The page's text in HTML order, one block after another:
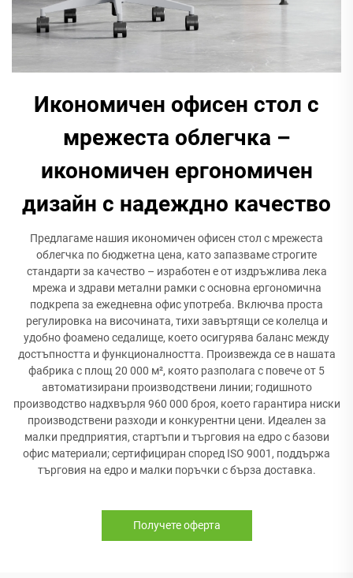
Икономичен офисен стол с
мрежеста облегчка –
икономичен ергономичен
дизайн с надеждно качество
Предлагаме нашия икономичен офисен стол с мрежеста
облегчка по бюджетна цена, като запазваме строгите
стандарти за качество – изработен е от издръжлива лека
мрежа и здрави метални рамки с основна ергономична
подкрепа за ежедневна офис употреба. Включва проста
регулировка на височината, тихи завъртящи се колелца и
удобно фоамено седалище, което осигурява баланс между
достъпността и функционалността. Произвежда се в нашата
фабрика с площ 20 000 м², която разполага с повече от 5
автоматизирани производствени линии; годишното
производство надхвърля 960 000 броя, което гарантира ниски
производствени разходи и конкурентни цени. Идеален за
малки предприятия, стартъпи и търговия на едро с базови
офис материали; сертифициран според ISO 9001, поддържа
търговия на едро и малки поръчки с бърза доставка.
Получете оферта